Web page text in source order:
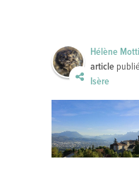
Hélène
article
Isère